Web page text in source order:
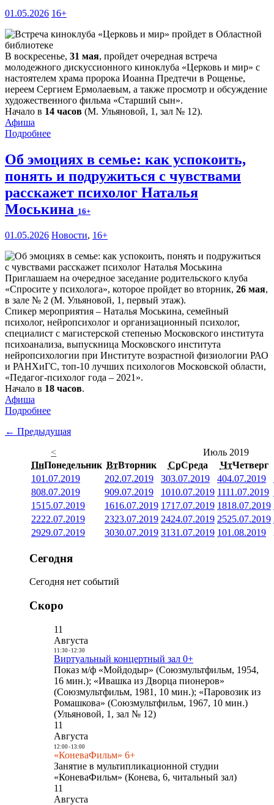
01.05.2026 16+
В воскресенье, 31 мая, пройдет очередная встреча
молодежного дискуссионного киноклуба «Церковь и мир» с
настоятелем храма пророка Иоанна Предтечи в Рощенье,
иереем Сергием Ермолаевым, а также просмотр и обсуждение
художественного фильма «Старший сын».
Начало в 14 часов (М. Ульяновой, 1, зал № 12).
Афиша
Подробнее
Об эмоциях в семье: как успокоить,
понять и подружиться с чувствами
расскажет психолог Наталья
Моськина 16+
01.05.2026 Новости, 16+
Приглашаем на очередное заседание родительского клуба
«Спросите у психолога», которое пройдет во вторник, 26 мая,
в зале № 2 (М. Ульяновой, 1, первый этаж).
Спикер мероприятия – Наталья Моськина, семейный
психолог, нейропсихолог и организационный психолог,
специалист с магистерской степенью Московского института
психоанализа, выпускница Московского института
нейропсихологии при Институте возрастной физиологии РАО
и РАНХиГС, топ-10 лучших психологов Московской области,
«Педагог-психолог года – 2021».
Начало в 18 часов.
Афиша
Подробнее
← Предыдущая
<
Июль 2019
ПнПонедельник ВтВторник СрСреда ЧтЧетверг
101.07.2019 202.07.2019 303.07.2019 404.07.2019
808.07.2019 909.07.2019 1010.07.2019 1111.07.2019
1515.07.2019 1616.07.2019 1717.07.2019 1818.07.2019
2222.07.2019 2323.07.2019 2424.07.2019 2525.07.2019
2929.07.2019 3030.07.2019 3131.07.2019 101.08.2019
Сегодня
Сегодня нет событий
Скоро
11
Августа
11:30- 12:30
Виртуальный концертный зал 0+
Показ м/ф «Мойдодыр» (Союзмультфильм, 1954,
16 мин.); «Ивашка из Дворца пионеров»
(Союзмультфильм, 1981, 10 мин.); «Паровозик из
Ромашкова» (Союзмультфильм, 1967, 10 мин.)
(Ульяновой, 1, зал № 12)
11
Августа
12:00- 13:00
«КоневаФильм» 6+
Занятие в мультипликационной студии
«КоневаФильм» (Конева, 6, читальный зал)
11
Августа